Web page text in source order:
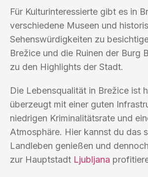
Für Kulturinteressierte gibt es in
verschiedene Museen und
Sehenswürdigkeiten zu
Brežice und die Ruinen der Burg
zu den Highlights der Stadt.
Die Lebensqualität in Brežice ist
überzeugt mit einer guten
niedrigen Kriminalitätsrate und
Atmosphäre. Hier kannst du das
Landleben genießen und
zur Hauptstadt Ljubljana